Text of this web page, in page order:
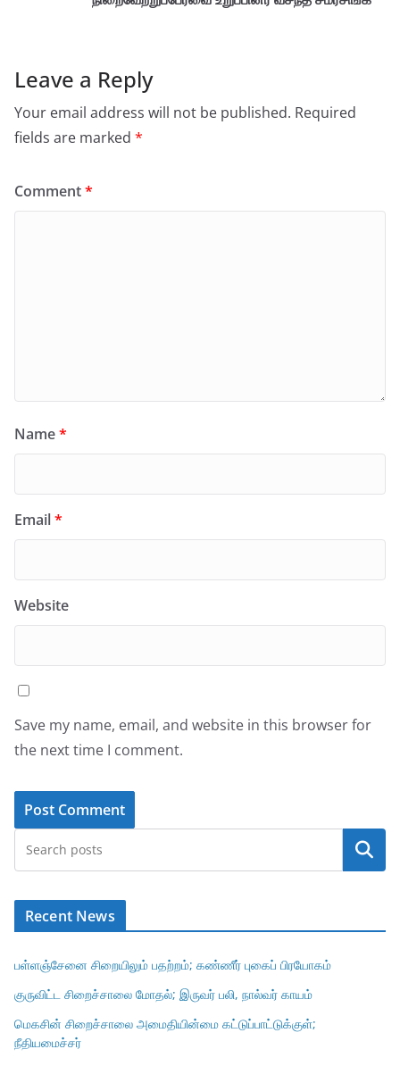
Leave a Reply
Your email address will not be published. Required
fields are marked *
Comment*
Name*
Email*
Website
Save my name, email, and website in this browser for
the next time I comment.
Search
Recent News
பள்ளஞ்சேனை சிறையிலும் பதற்றம்; கண்ணீர் புகைப் பிரயோகம்
குருவிட்ட சிறைச்சாலை மோதல்; இருவர் பலி, நால்வர் காயம்
மெகசின் சிறைச்சாலை அமைதியின்மை கட்டுப்பாட்டுக்குள்;
நீதியமைச்சர்